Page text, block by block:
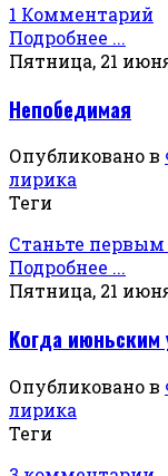
1 Комментарий
Подробнее ...
Пятница, 21 июня
Непобедимая
Опубликовано в
лирика
Теги
Станьте
Подробнее ...
Пятница, 21 июня
Когда июньским
Опубликовано в
лирика
Теги